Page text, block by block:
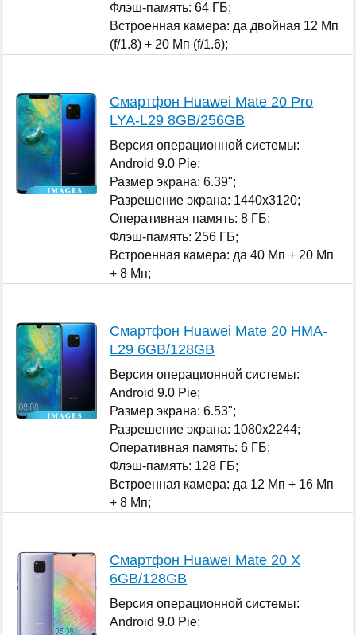
Флэш-память: 64 ГБ;
Встроенная камера: да двойная 12 Мп
(f/1.8) + 20 Мп (f/1.6);
Смартфон Huawei Mate 20 Pro
LYA-L29 8GB/256GB
Версия операционной системы:
Android 9.0 Pie;
Размер экрана: 6.39";
Разрешение экрана: 1440x3120;
Оперативная память: 8 ГБ;
Флэш-память: 256 ГБ;
Встроенная камера: да 40 Мп + 20 Мп
+ 8 Мп;
Смартфон Huawei Mate 20 HMA-
L29 6GB/128GB
Версия операционной системы:
Android 9.0 Pie;
Размер экрана: 6.53";
Разрешение экрана: 1080x2244;
Оперативная память: 6 ГБ;
Флэш-память: 128 ГБ;
Встроенная камера: да 12 Мп + 16 Мп
+ 8 Мп;
Смартфон Huawei Mate 20 X
6GB/128GB
Версия операционной системы:
Android 9.0 Pie;